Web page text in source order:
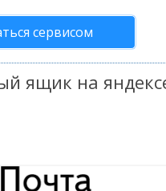
сервисом
ящик на